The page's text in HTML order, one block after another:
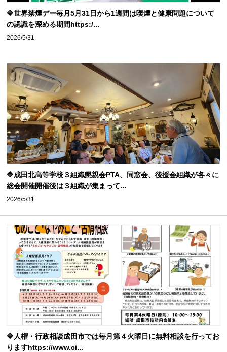
🔷世界禁煙デー毎月5月31日から1週間は喫煙と健康問題について
の認識を深める期間https:/...
2026/5/31
🔷成田北高等学校３組織懇親会PTA、同窓会、後援会組織が各々に
総会開催開催後は３組織が集まって...
2026/5/31
🔷人権・行政相談成田市では毎月第４火曜日に無料相談を行ってお
りますhttps://www.ci...